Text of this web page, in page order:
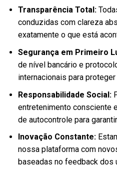
Transparência Total:
conduzidas com clareza
exatamente o que está
Segurança em Primeiro
de nível bancário e
internacionais para
Responsabilidade Social:
entretenimento consciente
de autocontrole para
Inovação Constante:
nossa plataforma com
baseadas no feedback dos